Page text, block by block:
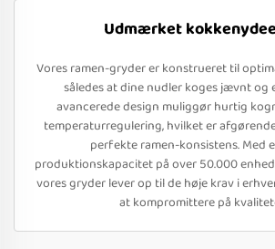
Udmærket
Vores ramen-gryder er konstrueret til
således at dine nudler koges jævnt og
avancerede design muliggør hurtig
temperaturregulering, hvilket er
perfekte ramen-konsistens. Med
produktionskapacitet på over 50.000
vores gryder lever op til de høje krav i
at kompromittere på